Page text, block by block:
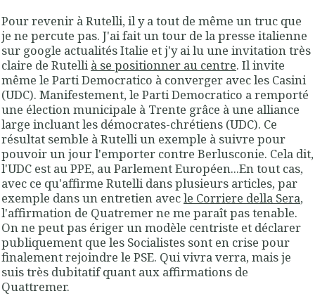
Pour revenir à Rutelli, il y a tout de même un truc que
je ne percute pas. J'ai fait un tour de la presse italienne
sur google actualités Italie et j'y ai lu une invitation très
claire de Rutellià se positionner au centre. Il invite
même le Parti Democratico à converger avec les Casini
(UDC). Manifestement, le Parti Democratico a remporté
une élection municipale à Trente grâce à une alliance
large incluant les démocrates-chrétiens (UDC). Ce
résultat semble à Rutelli un exemple à suivre pour
pouvoir un jour l'emporter contre Berlusconie. Cela dit,
l'UDC est au PPE, au Parlement Européen...En tout cas,
avec ce qu'affirme Rutelli dans plusieurs articles, par
exemple dans un entretien avecle Corriere della Sera,
l'affirmation de Quatremer ne me paraît pas tenable.
On ne peut pas ériger un modèle centriste et déclarer
publiquement que les Socialistes sont en crise pour
finalement rejoindre le PSE. Qui vivra verra, mais je
suis très dubitatif quant aux affirmations de
Quattremer.